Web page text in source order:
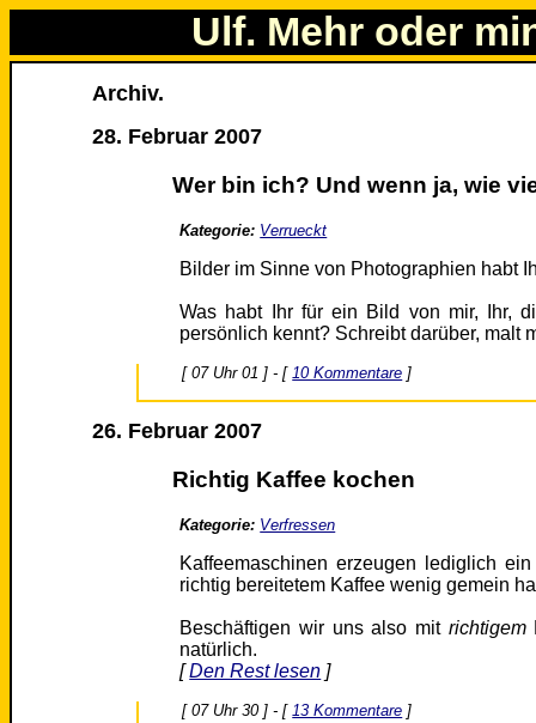
Ulf. Mehr oder
Archiv.
28. Februar 2007
Wer bin ich? Und wenn ja, wie
Kategorie: Verrueckt
Bilder im Sinne von Photographien habt
Was habt Ihr für ein Bild von mir, Ihr,
persönlich kennt? Schreibt darüber, malt
[ 07 Uhr 01 ] - [ 10 Kommentare ]
26. Februar 2007
Richtig Kaffee kochen
Kategorie: Verfressen
Kaffeemaschinen erzeugen lediglich
richtig be­reitetem Kaffee wenig gemein
Beschäftigen wir uns also mit richtigem
natürlich.
[Den Rest lesen ]
[ 07 Uhr 30 ] - [ 13 Kommentare ]